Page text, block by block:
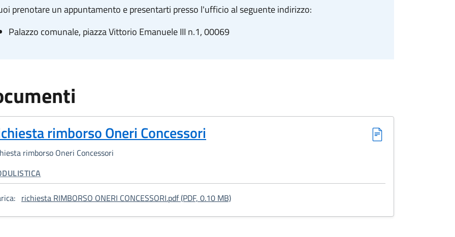
prenotare un appuntamento e presentarti presso l'ufficio al seguente indirizzo:
Palazzo comunale, piazza Vittorio Emanuele III n.1, 00069
rimborso Oneri Concessori
rimborso Oneri Concessori
CORRELATA:
richiesta RIMBORSO ONERI CONCESSORI.pdf (PDF, 0.10 MB): Richiesta rimborso Oneri Concessori